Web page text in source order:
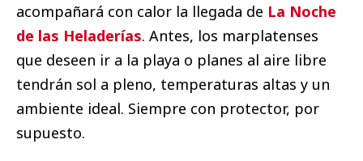
acompañará con calor la llegada de La Noche
de las Heladerías. Antes, los marplatenses
que deseen ir a la playa o planes al aire libre
tendrán sol a pleno, temperaturas altas y un
ambiente ideal. Siempre con protector, por
supuesto.